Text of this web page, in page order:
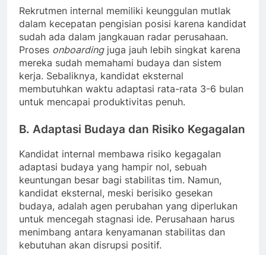
Rekrutmen internal memiliki keunggulan mutlak
dalam kecepatan pengisian posisi karena kandidat
sudah ada dalam jangkauan radar perusahaan.
Proses onboardingjuga jauh lebih singkat karena
mereka sudah memahami budaya dan sistem
kerja. Sebaliknya, kandidat eksternal
membutuhkan waktu adaptasi rata-rata 3-6 bulan
untuk mencapai produktivitas penuh.
B. Adaptasi Budaya dan Risiko Kegagalan
Kandidat internal membawa risiko kegagalan
adaptasi budaya yang hampir nol, sebuah
keuntungan besar bagi stabilitas tim. Namun,
kandidat eksternal, meski berisiko gesekan
budaya, adalah agen perubahan yang diperlukan
untuk mencegah stagnasi ide. Perusahaan harus
menimbang antara kenyamanan stabilitas dan
kebutuhan akan disrupsi positif.